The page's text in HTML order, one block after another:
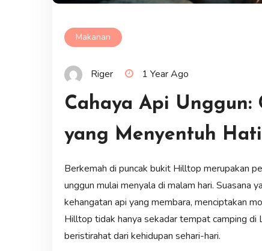
Makanan
Riger 1 Year Ago
Cahaya Api
yang Menyentuh Hati
Berkemah di puncak bukit Hilltop merupakan
unggun mulai menyala di malam hari. Suasana
kehangatan api yang membara, menciptakan
Hilltop tidak hanya sekadar tempat camping di
beristirahat dari kehidupan sehari-hari.